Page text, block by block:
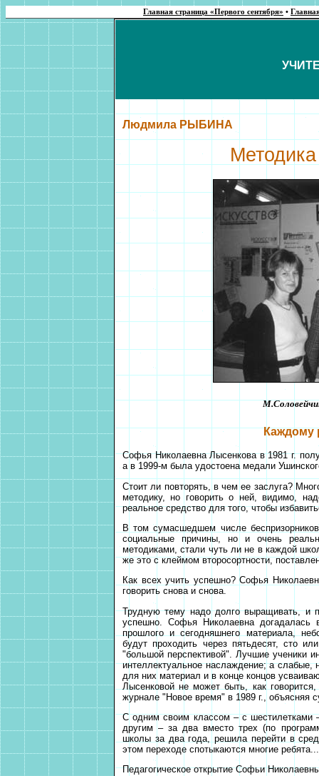
Главная страница «Первого сентября» •
Людмила РЫБИНА
Каждому
Софья Николаевна Лысенкова в 1981 г.
а в 1999-м была удостоена медали
Стоит ли повторять, в чем ее заслуга?
методику, но говорить о ней, видимо,
реальное средство для того, чтобы
В том сумасшедшем числе
социальные причины, но и очень
методиками, стали чуть ли не в каждой
же это с клеймом второсортности,
Как всех учить успешно? Софья
говорить снова и снова.
Трудную тему надо долго выращивать, и
успешно. Софья Николаевна
прошлого и сегодняшнего материала,
будут проходить через пятьдесят, сто
"большой перспективой". Лучшие ученики
интеллектуальное наслаждение; а слабые,
для них материал и в конце концов
Лысенковой не может быть, как
журнале "Новое время" в 1989 г., объясняя
С одним своим классом – с шестилетками
другим – за два вместо трех (по
школы за два года, решила перейти в
этом переходе спотыкаются многие ребята...
Педагогическое открытие Софьи